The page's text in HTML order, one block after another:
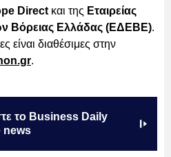
Direct και της Εταιρείας
Βόρειας Ελλάδας (ΕΔΕΒΕ).
είναι διαθέσιμες στην
.
το Business Daily
news